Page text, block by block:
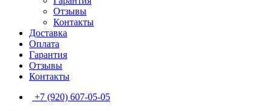
Отзывы
Контакты
Доставка
Оплата
Гарантия
Отзывы
Контакты
+7 (920) 607-05-05